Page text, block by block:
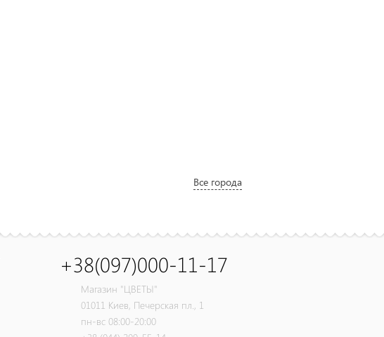
Все города
+38(097)000-11-17
Магазин "ЦВЕТЫ"
01011 Киев, Печерская пл., 1
пн-вс 08:00-20:00